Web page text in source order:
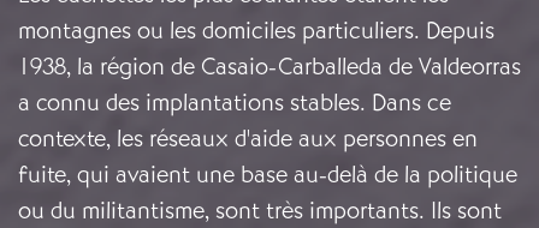
montagnes ou les domiciles particuliers. Depuis
1938, la région de Casaio-Carballeda de Valdeorras
a connu des implantations stables. Dans ce
contexte, les réseaux d'aide aux personnes en
fuite, qui avaient une base au-delà de la politique
ou du militantisme, sont très importants. Ils sont